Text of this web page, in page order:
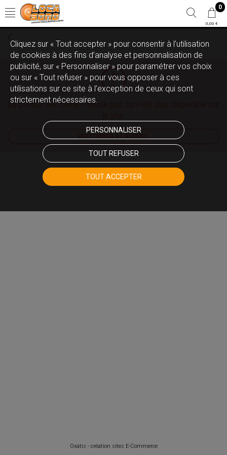
0
0,00 €
Le produit demandé n'existe pas ou n'est plus disponible sur
Cliquez sur « Tout accepter » pour consentir à l'utilisation
de cookies à des fins d’analyse et personnalisation de
publicité, sur « Personnaliser » pour paramétrer vos choix
ou sur « Tout refuser » pour vous opposer à ces
utilisations sur ce site à l’exception de ceux qui sont
strictement nécessaires.
PERSONNALISER
TOUT REFUSER
TOUT ACCEPTER
Oxatis - création sites E-Commerce